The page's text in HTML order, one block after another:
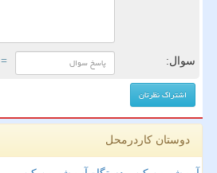
سوال: = ۲ بعلاوه ۵
دوستان کاردرمحل